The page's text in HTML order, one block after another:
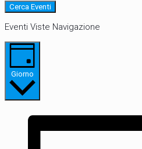
Cerca Eventi
Eventi Viste Navigazione
Giorno